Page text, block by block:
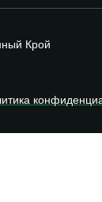
Крой